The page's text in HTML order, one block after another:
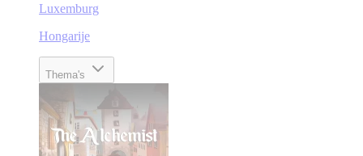
Luxemburg
Hongarije
Thema's